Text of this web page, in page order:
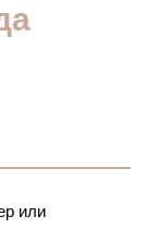
или